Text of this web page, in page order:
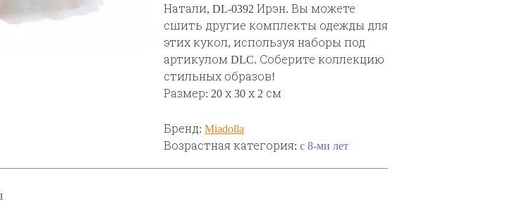
Натали, DL-0392 Ирэн. Вы можете
сшить другие комплекты одежды для
этих кукол, используя наборы под
артикулом DLC. Соберите коллекцию
стильных образов!
Размер: 20 х 30 х 2 см
Бренд: Miadolla
Возрастная категория: с 8-ми лет